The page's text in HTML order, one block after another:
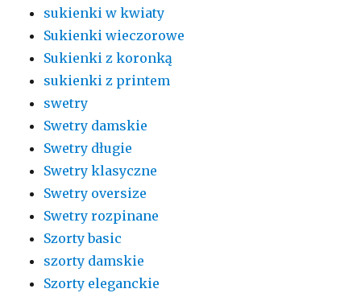
sukienki w kwiaty
Sukienki wieczorowe
Sukienki z koronką
sukienki z printem
swetry
Swetry damskie
Swetry długie
Swetry klasyczne
Swetry oversize
Swetry rozpinane
Szorty basic
szorty damskie
Szorty eleganckie